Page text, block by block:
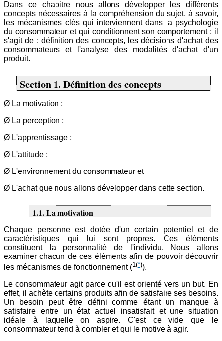
Dans ce chapitre nous allons développer les différents
concepts nécessaires à la compréhension du sujet, à savoir,
les mécanismes clés qui interviennent dans la psychologie
du consommateur et qui conditionnent son comportement ; il
s'agit de : définition des concepts, les décisions d'achat des
consommateurs et l'analyse des modalités d'achat d'un
produit.
Section 1. Définition des concepts
Ø La motivation ;
Ø La perception ;
Ø L'apprentissage ;
Ø L'attitude ;
Ø L'environnement du consommateur et
Ø L'achat que nous allons développer dans cette section.
1.1. La motivation
Chaque personne est dotée d'un certain potentiel et de
caractéristiques qui lui sont propres. Ces éléments
constituent la personnalité de l'individu. Nous allons
examiner chacun de ces éléments afin de pouvoir découvrir
les mécanismes de fonctionnement (1(*)).
Le consommateur agit parce qu'il est orienté vers un but. En
effet, il achète certains produits afin de satisfaire ses besoins.
Un besoin peut être défini comme étant un manque à
satisfaire entre un état actuel insatisfait et une situation
idéale à laquelle on aspire. C'est ce vide que le
consommateur tend à combler et qui le motive à agir.